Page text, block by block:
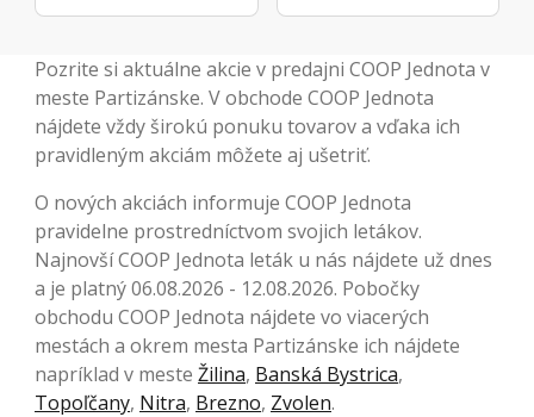
Pozrite si aktuálne akcie v predajni COOP Jednota v
meste Partizánske. V obchode COOP Jednota
nájdete vždy širokú ponuku tovarov a vďaka ich
pravidleným akciám môžete aj ušetriť.
O nových akciách informuje COOP Jednota
pravidelne prostredníctvom svojich letákov.
Najnovší COOP Jednota leták u nás nájdete už dnes
a je platný 06.08.2026 - 12.08.2026. Pobočky
obchodu COOP Jednota nájdete vo viacerých
mestách a okrem mesta Partizánske ich nájdete
napríklad v meste Žilina, Banská Bystrica,
Topoľčany, Nitra, Brezno, Zvolen.